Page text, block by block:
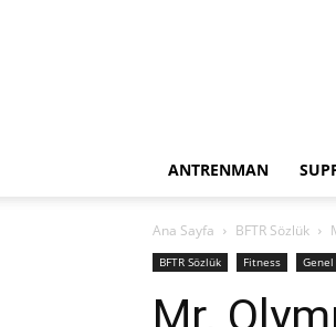
ANTRENMAN
Ana Sayfa BFTR Sözlük
BFTR Sözlük Fitness Genel
Mr.